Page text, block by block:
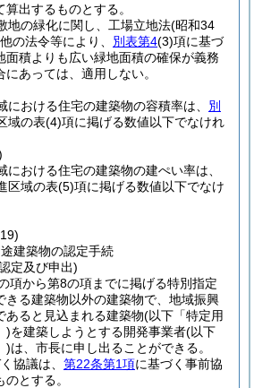
出するものとする。
地の緑化に関し、工場立地法(昭和34
の法令等により、 別表第4(3)項に基づ
面積よりも広い緑地面積の確保が義務
あっては、適用しない。
における住宅の建築物の容積率は、 別
域の表(4)項に掲げる数値以下でなけれ
における住宅の建築物の建ぺい率は、
区域の表(5)項に掲げる数値以下でなけ
建築物の認定手続
定及び申出)
項から第8の項までに掲げる特別指定
きる建築物以外の建築物で、地域振興
あると見込まれる建築物(以下「特定用
)を建築しようとする開発事業者(以下
)は、市長に申し出ることができる。
協議は、 第22条第1項に基づく事前協
とする。